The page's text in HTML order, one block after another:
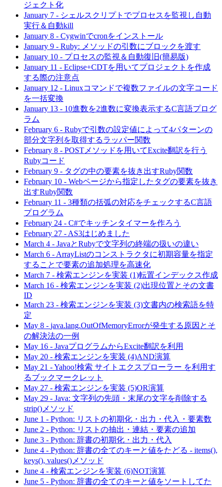
ジェクト化
January 7 - シェルスクリプトでプロセスを監視し自動
実行＆自動kill
January 8 - Cygwinでcronをインストール
January 9 - Ruby: メソッドの引数にブロックを渡す
January 10 - プロセスの監視＆自動復旧(簡易版)
January 11 - Eclipse+CDTを用いてプロジェクトを作成
する際の注意点
January 12 - Linuxコマンドで複数ファイルの文字コード
を一括変換
January 13 - 10進数を2進数に変換表示するC言語プログ
ラム
February 6 - Rubyで引数の設定値によって4パターンの
部分文字列を取得するラッパー関数
February 8 - POSTメソッドを用いてExcite翻訳を行う
Rubyコード
February 9 - タグの中の要素を抜き出すRuby関数
February 10 - Webページから指定したタグの要素を抜き
出すRuby関数
February 11 - 3種類の括弧の対応をチェックするC言語
プログラム
February 24 - C#でキッチンタイマーを作ろう
February 27 - AS3はじめました
March 4 - JavaとRubyで文字列の終端の扱いの違い
March 6 - ArrayListのコンストラクタに初期容量を指定
することで要素の追加処理を高速化
March 7 - 検索エンジンを実装 (1)転置インデックス作成
March 16 - 検索エンジンを実装 (2)出現位置とその文書
ID
March 23 - 検索エンジンを実装 (3)文書内の検索語を特
定
May 8 - java.lang.OutOfMemoryErrorが発生する原因とそ
の解決法の一例
May 16 - JavaプログラムからExcite翻訳を利用
May 20 - 検索エンジンを実装 (4)AND演算
May 21 -Yahoo!検索 サイトエクスプローラー を利用す
るブックマークレット
May 27 - 検索エンジンを実装 (5)OR演算
May 29 - Java: 文字列の先頭・末尾の文字を削除する
strip()メソッド
June 1 - Python: リストの初期化・出力・代入・要素数
June 2 - Python: リストの抽出・連結・要素の追加
June 3 - Python: 辞書の初期化・出力・代入
June 4 - Python: 辞書の全てのキーと値をたどる - items(),
keys(), values()メソッド
June 4 - 検索エンジンを実装 (6)NOT演算
June 5 - Python: 辞書の全てのキーと値をソートしてた